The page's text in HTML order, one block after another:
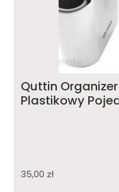
Quttin
Plastikowy
35,00 zł